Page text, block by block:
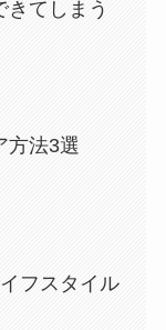
きてしまう
方法3選
フスタイル